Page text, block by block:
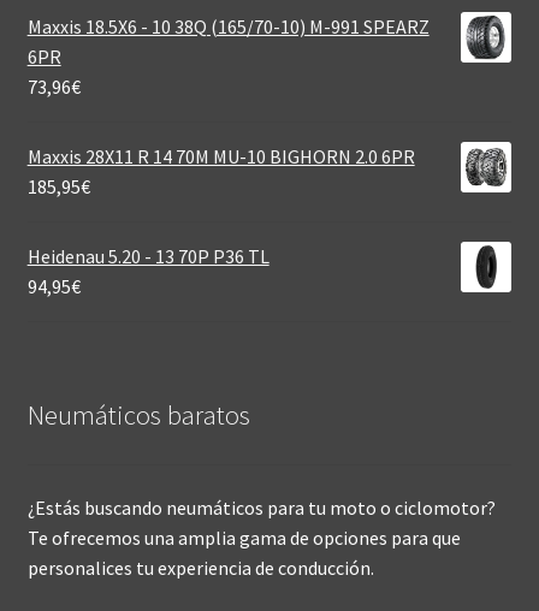
Maxxis 18.5X6 - 10 38Q (165/70-10) M-991 SPEARZ
6PR
73,96€
Maxxis 28X11 R 14 70M MU-10 BIGHORN 2.0 6PR
185,95€
Heidenau 5.20 - 13 70P P36 TL
94,95€
Neumáticos baratos
¿Estás buscando neumáticos para tu moto o ciclomotor?
Te ofrecemos una amplia gama de opciones para que
personalices tu experiencia de conducción.